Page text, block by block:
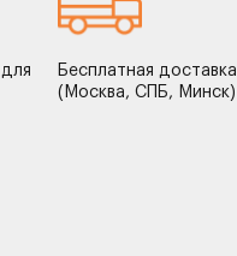
Бесплатная доставка
(Москва, СПБ, Минск)